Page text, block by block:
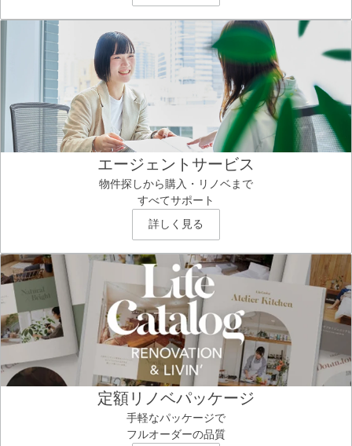
エージェントサービス
物件探しから購入・リノベまで
すべてサポート
詳しく見る
定額リノベパッケージ
手軽なパッケージで
フルオーダーの品質